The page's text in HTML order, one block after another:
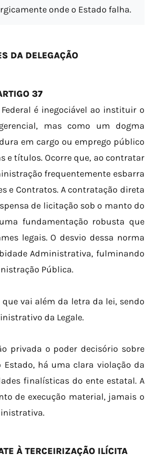
onde o Estado falha.
DA DELEGAÇÃO
37
é inegociável ao instituir o
mas como um dogma
em cargo ou emprego público
e títulos. Ocorre que, ao contratar
frequentemente esbarra
e Contratos. A contratação direta
de licitação sob o manto do
fundamentação robusta que
legais. O desvio dessa norma
Administrativa, fulminando
Pública.
vai além da letra da lei, sendo
da Legale.
privada o poder decisório sobre
há uma clara violação da
finalísticas do ente estatal. A
de execução material, jamais o
À TERCEIRIZAÇÃO ILÍCITA